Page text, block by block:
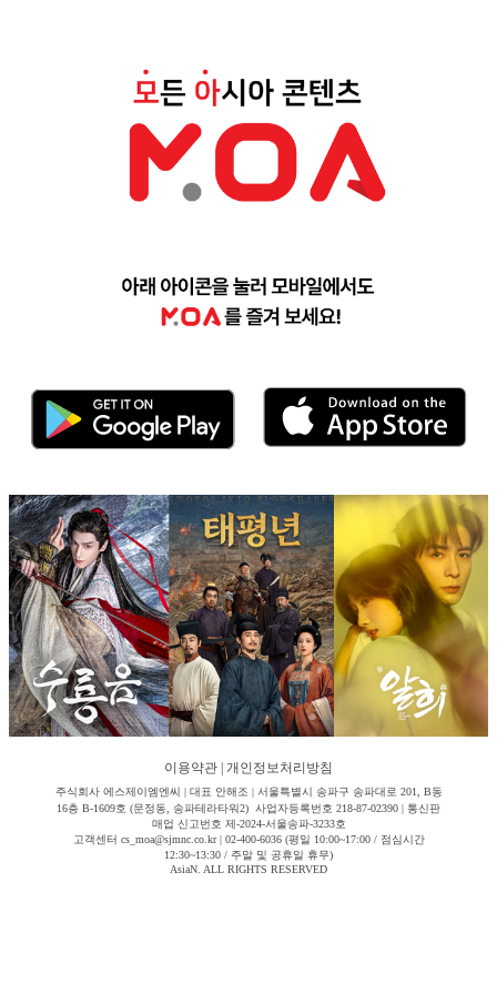
이용약관 개인정보처리방침
주식회사 에스제이엠엔씨 | 대표 안해조 | 서울특별시 송파구 송파대로 201, B동
16층 B-1609호 (문정동, 송파테라타워2) 사업자등록번호 218-87-02390 | 통신판
매업 신고번호 제-2024-서울송파-3233호
고객센터 cs_moa@sjmnc.co.kr | 02-400-6036 (평일 10:00~17:00 / 점심시간
12:30~13:30 / 주말 및 공휴일 휴무)
AsiaN. ALL RIGHTS RESERVED